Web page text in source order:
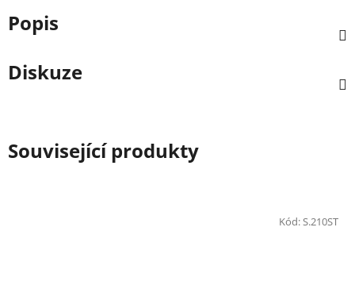
Popis
Diskuze
Související produkty
Kód: S.210ST